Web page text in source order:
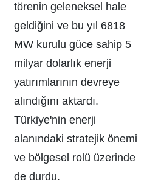
törenin geleneksel hale
geldiğini ve bu yıl 6818
MW kurulu güce sahip 5
milyar dolarlık enerji
yatırımlarının devreye
alındığını aktardı.
Türkiye'nin enerji
alanındaki stratejik önemi
ve bölgesel rolü üzerinde
de durdu.